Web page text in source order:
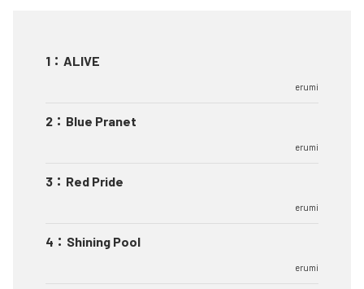
1 ： ALIVE
erumi
2 ： Blue Pranet
erumi
3 ： Red Pride
erumi
4 ： Shining Pool
erumi